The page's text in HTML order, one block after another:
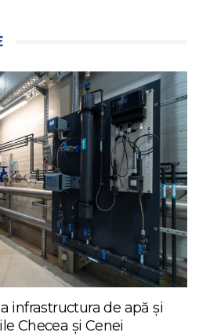
infrastructura de apă și
Checea și Cenei